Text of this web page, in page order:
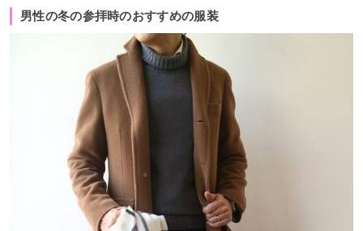
男性の冬の参拝時のおすすめの服装